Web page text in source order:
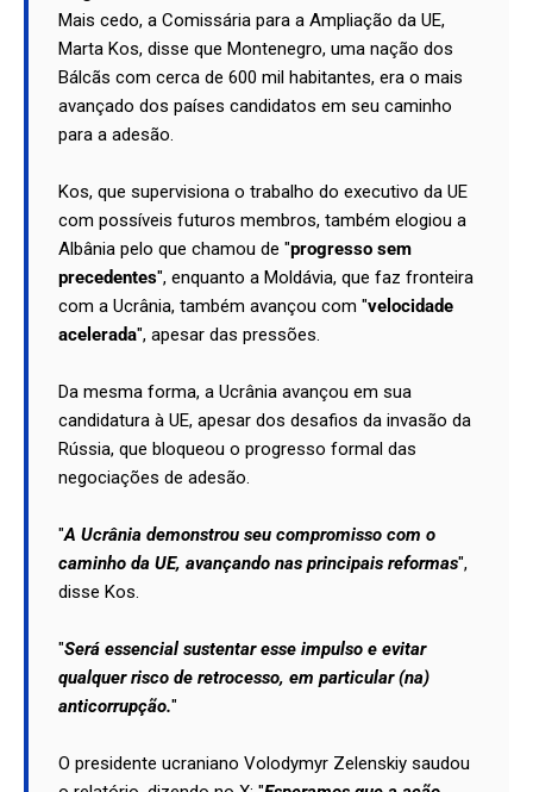
Mais cedo, a Comissária para a Ampliação da UE,
Marta Kos, disse que Montenegro, uma nação dos
Bálcãs com cerca de 600 mil habitantes, era o mais
avançado dos países candidatos em seu caminho
para a adesão.
Kos, que supervisiona o trabalho do executivo da UE
com possíveis futuros membros, também elogiou a
Albânia pelo que chamou de "progresso sem
precedentes", enquanto a Moldávia, que faz fronteira
com a Ucrânia, também avançou com "velocidade
acelerada", apesar das pressões.
Da mesma forma, a Ucrânia avançou em sua
candidatura à UE, apesar dos desafios da invasão da
Rússia, que bloqueou o progresso formal das
negociações de adesão.
"A Ucrânia demonstrou seu compromisso com o
caminho da UE, avançando nas principais reformas",
disse Kos.
"Será essencial sustentar esse impulso e evitar
qualquer risco de retrocesso, em particular (na)
anticorrupção."
O presidente ucraniano Volodymyr Zelenskiy saudou